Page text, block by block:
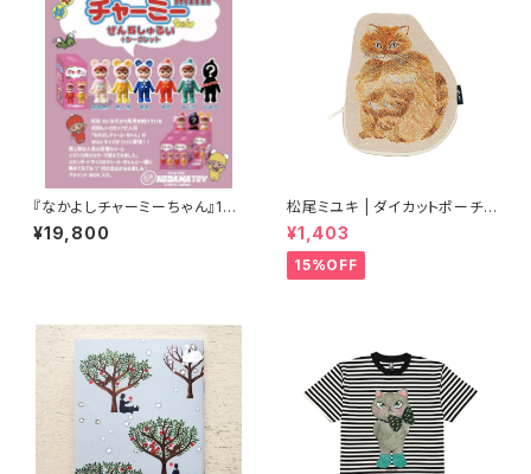
『なかよしチャーミーちゃん』15c
mのMiniブラインドBOX ６個
入りセット
¥19,800
松尾ミユキ | ダイカットポーチ |
Diecut pouch Bushy
¥1,403
15%OFF